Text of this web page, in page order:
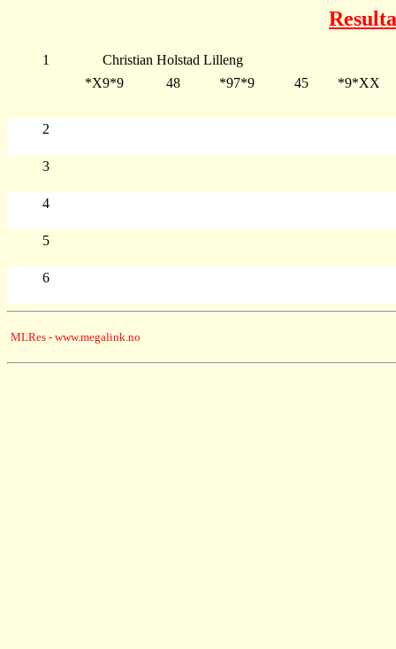
1
Christian Holstad Lilleng
*X9*9
48 *97*9 45 *9*XX
2
3
4
5
6
MLRes - www.megalink.no